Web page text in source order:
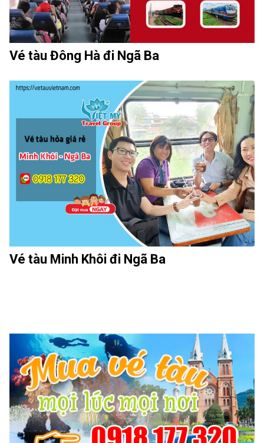
Vé tàu Đông Hà đi Ngã Ba
Vé tàu Minh Khôi đi Ngã Ba